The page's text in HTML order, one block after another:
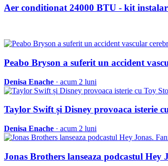
Aer conditionat 24000 BTU - kit
Peabo Bryson a suferit un accident
Denisa Enache · acum 2 luni
Taylor Swift și Disney provoaca isterie
Denisa Enache · acum 2 luni
Jonas Brothers lanseaza podcastul